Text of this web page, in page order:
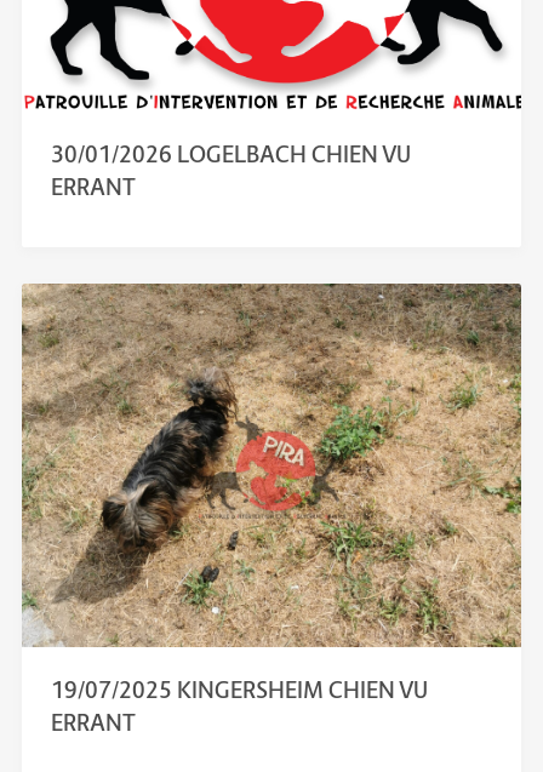
30/01/2026 LOGELBACH CHIEN VU
ERRANT
19/07/2025 KINGERSHEIM CHIEN VU
ERRANT